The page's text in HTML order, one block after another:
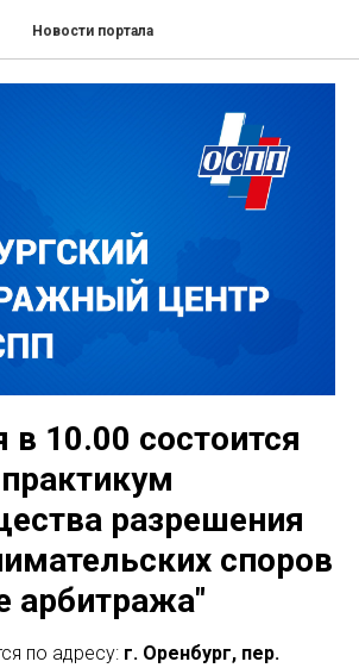
Новости портала
в 10.00 состоится
разрешения
споров
арбитража"
по адресу: г. Оренбург, пер.